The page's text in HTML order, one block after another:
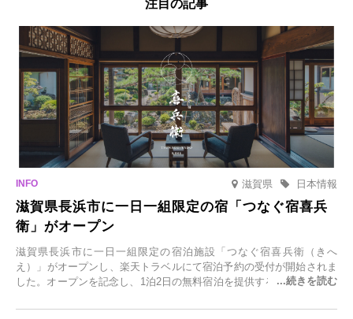
注目の記事
滋賀県 日本情報
滋賀県長浜市に一日一組限定の宿「つなぐ宿喜兵
衛」がオープン
滋賀県長浜市に一日一組限定の宿泊施設「つなぐ宿喜兵衛（きへ
え）」がオープンし、楽天トラベルにて宿泊予約の受付が開始されま
した。オープンを記念し、1泊2日の無料宿泊を提供するキャンペーン
一組限定の宿だからこそ叶う、大切な人との特別な時間を体験いただ